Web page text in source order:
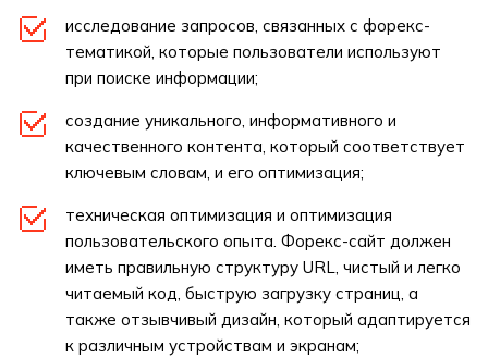
исследование запросов, связанных с форекс-
тематикой, которые пользователи используют
при поиске информации;
создание уникального, информативного и
качественного контента, который соответствует
ключевым словам, и его оптимизация;
техническая оптимизация и оптимизация
пользовательского опыта. Форекс-сайт должен
иметь правильную структуру URL, чистый и легко
читаемый код, быструю загрузку страниц, а
также отзывчивый дизайн, который адаптируется
к различным устройствам и экранам;